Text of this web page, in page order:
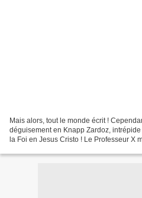
Mais alors, tout le monde écrit !
déguisement en Knapp Zardoz,
la Foi en Jesus Cristo ! Le Professeur X